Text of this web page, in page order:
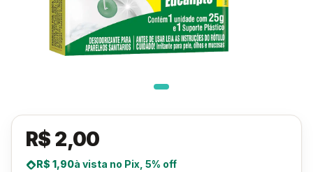
R$ 2,00
R$ 1,90à vista no Pix, 5% off